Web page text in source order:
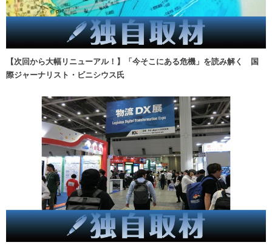
【次回から大幅リニューアル！】「今そこにある危機」を読み解く 国
際ジャーナリスト・ビニシウス氏